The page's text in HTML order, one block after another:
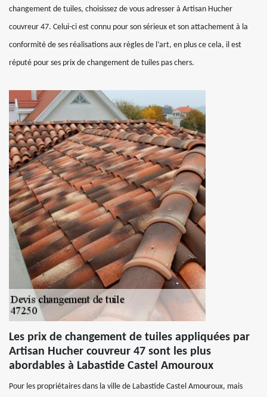
changement de tuiles, choisissez de vous adresser à Artisan Hucher
couvreur 47. Celui-ci est connu pour son sérieux et son attachement à la
conformité de ses réalisations aux règles de l’art, en plus ce cela, il est
réputé pour ses prix de changement de tuiles pas chers.
Les prix de changement de tuiles appliquées par
Artisan Hucher couvreur 47 sont les plus
abordables à Labastide Castel Amouroux
Pour les propriétaires dans la ville de Labastide Castel Amouroux, mais